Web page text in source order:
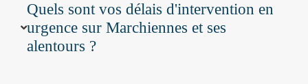
Quels sont vos délais d'intervention en
urgence sur Marchiennes et ses
alentours ?